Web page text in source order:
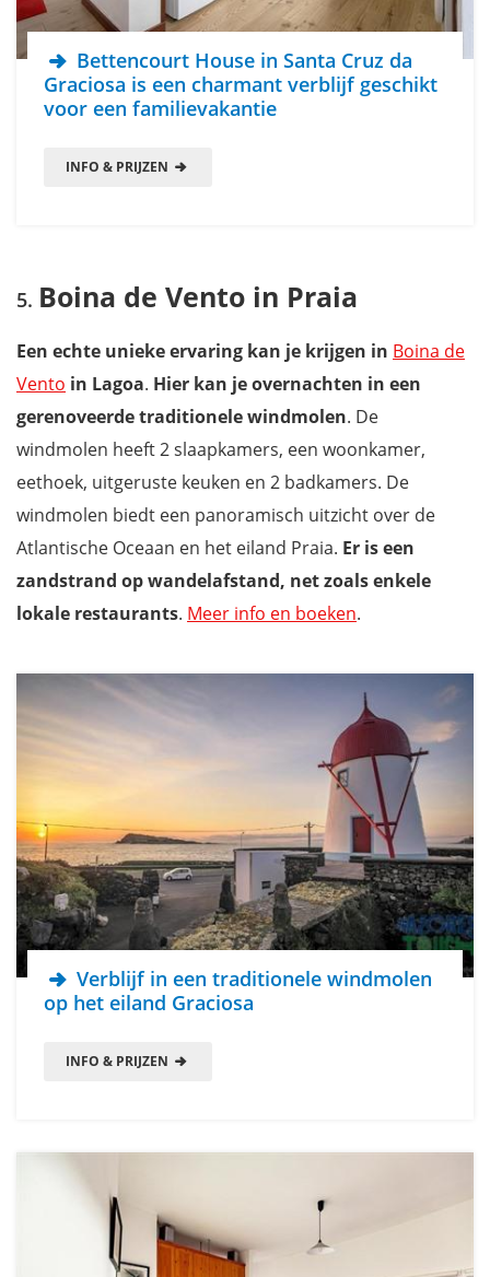
Bettencourt House in Santa Cruz da
Graciosa is een charmant verblijf geschikt
voor een familievakantie
INFO & PRIJZEN
Boina de Vento in Praia
Een echte unieke ervaring kan je krijgen in Boina de
Vento in Lagoa. Hier kan je overnachten in een
gerenoveerde traditionele windmolen. De
windmolen heeft 2 slaapkamers, een woonkamer,
eethoek, uitgeruste keuken en 2 badkamers. De
windmolen biedt een panoramisch uitzicht over de
Atlantische Oceaan en het eiland Praia. Er is een
zandstrand op wandelafstand, net zoals enkele
lokale restaurants. Meer info en boeken.
Verblijf in een traditionele windmolen
op het eiland Graciosa
INFO & PRIJZEN